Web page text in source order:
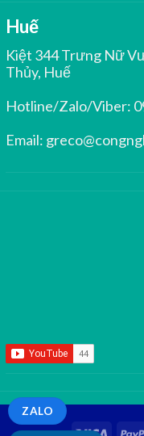
ZALO
Huế
Kiệt 344 Trưng Nữ
Thủy, Huế
Hotline/Zalo/Viber:
Email: